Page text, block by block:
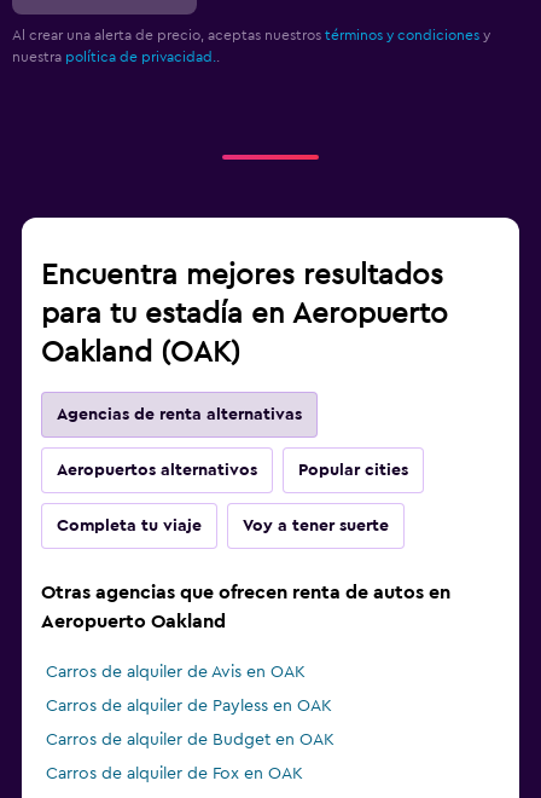
Al crear una alerta de precio, aceptas nuestros términos y condiciones y
nuestra política de privacidad..
Encuentra mejores resultados
para tu estadía en Aeropuerto
Oakland (OAK)
Agencias de renta alternativas
Aeropuertos alternativos Popular cities
Completa tu viaje Voy a tener suerte
Otras agencias que ofrecen renta de autos en
Aeropuerto Oakland
Carros de alquiler de Avis en OAK
Carros de alquiler de Payless en OAK
Carros de alquiler de Budget en OAK
Carros de alquiler de Fox en OAK